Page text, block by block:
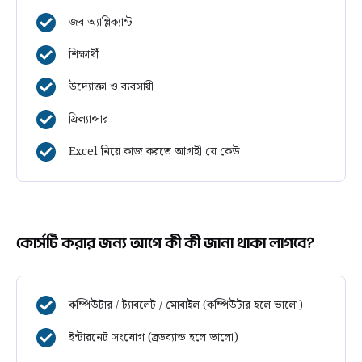
জব অ্যাপ্লিক্যান্ট
শিক্ষার্থী
উদ্যোক্তা ও ব্যবসায়ী
ফ্রিল্যান্সার
Excel নিয়ে কাজ করতে আগ্রহী যে কেউ
কোর্সটি করার জন্য আগে কী কী জানা থাকা লাগবে?
কম্পিউটার / ট্যাবলেট / মোবাইল (কম্পিউটার হলে ভালো)
ইন্টারনেট সংযোগ (ব্রডব্যান্ড হলে ভালো)